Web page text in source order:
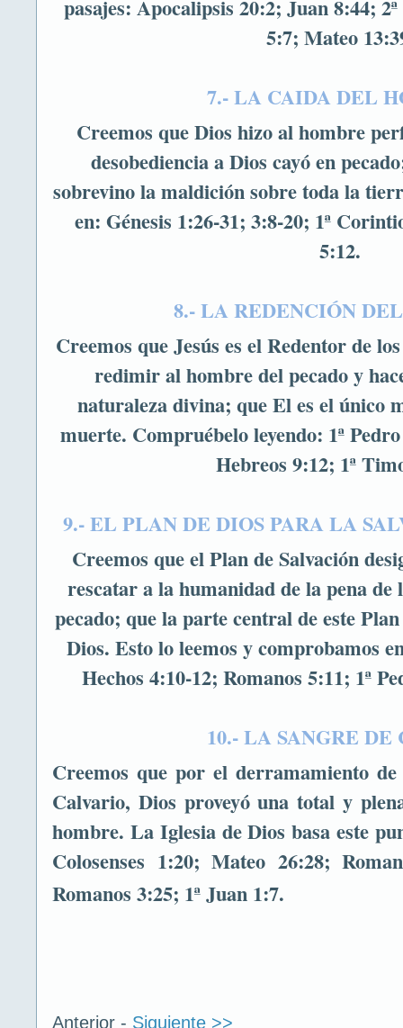
pasajes: Apocalipsis 20:2; Juan 8:44;
5:7; Mateo
7.- LA CAIDA DEL
Creemos que Dios hizo al hombre
desobediencia a Dios cayó en
sobrevino la maldición sobre toda la
en: Génesis 1:26-31; 3:8-20; 1ª
5:12.
8.- LA REDENCIÓN
Creemos que Jesús es el Redentor de
redimir al hombre del pecado y
naturaleza divina; que El es el único
muerte. Compruébelo leyendo: 1ª
Hebreos 9:12; 1ª
9.- EL PLAN DE DIOS PARA LA
Creemos que el Plan de Salvación
rescatar a la humanidad de la pena de
pecado; que la parte central de este
Dios. Esto lo leemos y comprobamos
Hechos 4:10-12; Romanos 5:11; 1ª
10.- LA SANGRE DE
Creemos que por el derramamiento
Calvario, Dios proveyó una total y
hombre. La Iglesia de Dios basa este
Colosenses 1:20; Mateo 26:28;
Romanos 3:25; 1ª Juan 1:7.
Anterior - Siguiente >>